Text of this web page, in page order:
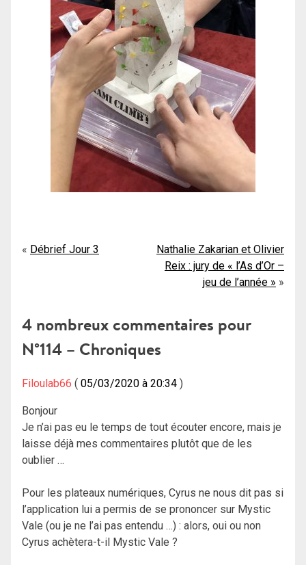
Navigation
Débrief Jour 3
Nathalie Zakarian et Olivier
Reix : jury de « l’As d’Or –
jeu de l’année »
4 nombreux commentaires pour
N°114 – Chroniques
Filoulab66 05/03/2020 à 20:34
Bonjour
Je n’ai pas eu le temps de tout écouter encore, mais je
laisse déjà mes commentaires plutôt que de les
oublier …
Pour les plateaux numériques, Cyrus ne nous dit pas si
l’application lui a permis de se prononcer sur Mystic
Vale (ou je ne l’ai pas entendu …) : alors, oui ou non
Cyrus achètera-t-il Mystic Vale ?